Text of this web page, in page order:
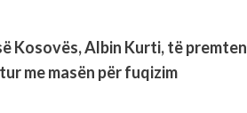
Kosovës, Albin Kurti, të premten
me masën për fuqizim